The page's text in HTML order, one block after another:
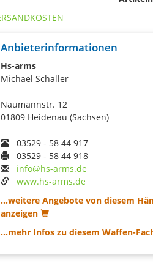
Anbieterinformationen
Hs-arms
Michael Schaller
Naumannstr. 12
01809 Heidenau (Sachsen)
03529 - 58 44 917
03529 - 58 44 918
info@hs-arms.de
www.hs-arms.de
...weitere Angebote von diesem
anzeigen
...mehr Infos zu diesem Waffen-